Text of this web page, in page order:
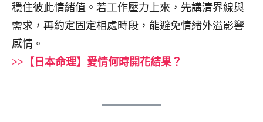
穩住彼此情緒值。若工作壓力上來，先講清界線與
需求，再約定固定相處時段，能避免情緒外溢影響
感情。
>>【日本命理】愛情何時開花結果？